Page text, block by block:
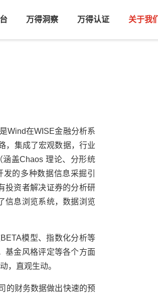
万得洞察 万得认证 关于我们
Wind在WISE金融分析系
，集成了宏观数据，行业
盖Chaos 理论、分形统
的多种数据信息采掘引
投资者解决证券的分析研
信息浏览系统，数据浏览
模型、指数化分析等
基金风格评定等各个方面
，直观生动。
的财务数据做出快速的预